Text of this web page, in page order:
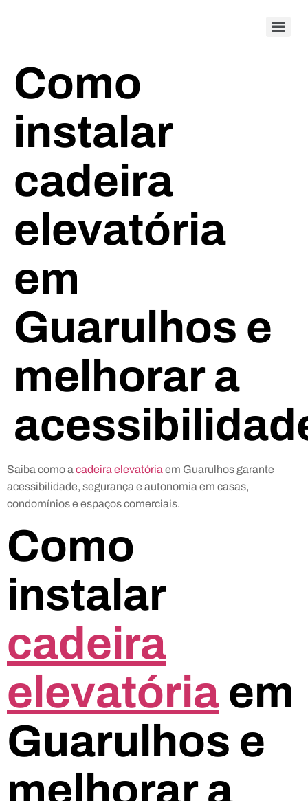
Como
instalar
cadeira
elevatória
em
Guarulhos e
melhorar a
Saiba como a cadeira elevatória em Guarulhos garante
acessibilidade, segurança e autonomia em casas,
condomínios e espaços comerciais.
Como
instalar
cadeira
elevatória em
Guarulhos e
melhorar a